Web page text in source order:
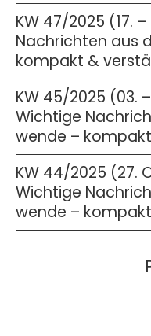
KW 47/2025 (17.
Nachrichten aus
kompakt &
KW 45/2025 (03.
Wichtige
wende –
KW 44/2025 (27.
Wichtige
wende –